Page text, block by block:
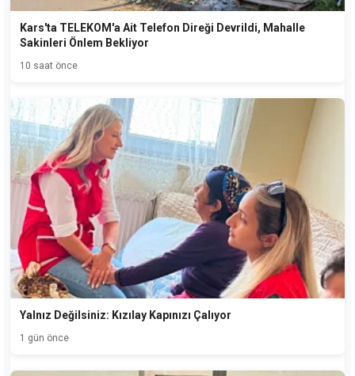
Kars'ta TELEKOM'a Ait Telefon Direği Devrildi, Mahalle
Sakinleri Önlem Bekliyor
10 saat önce
Yalnız Değilsiniz: Kızılay Kapınızı Çalıyor
1 gün önce